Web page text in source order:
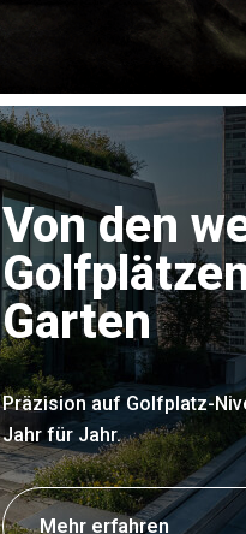
Von den
Garten
Präzision auf Golfplatz-
Jahr für Jahr.
Mehr erfahren